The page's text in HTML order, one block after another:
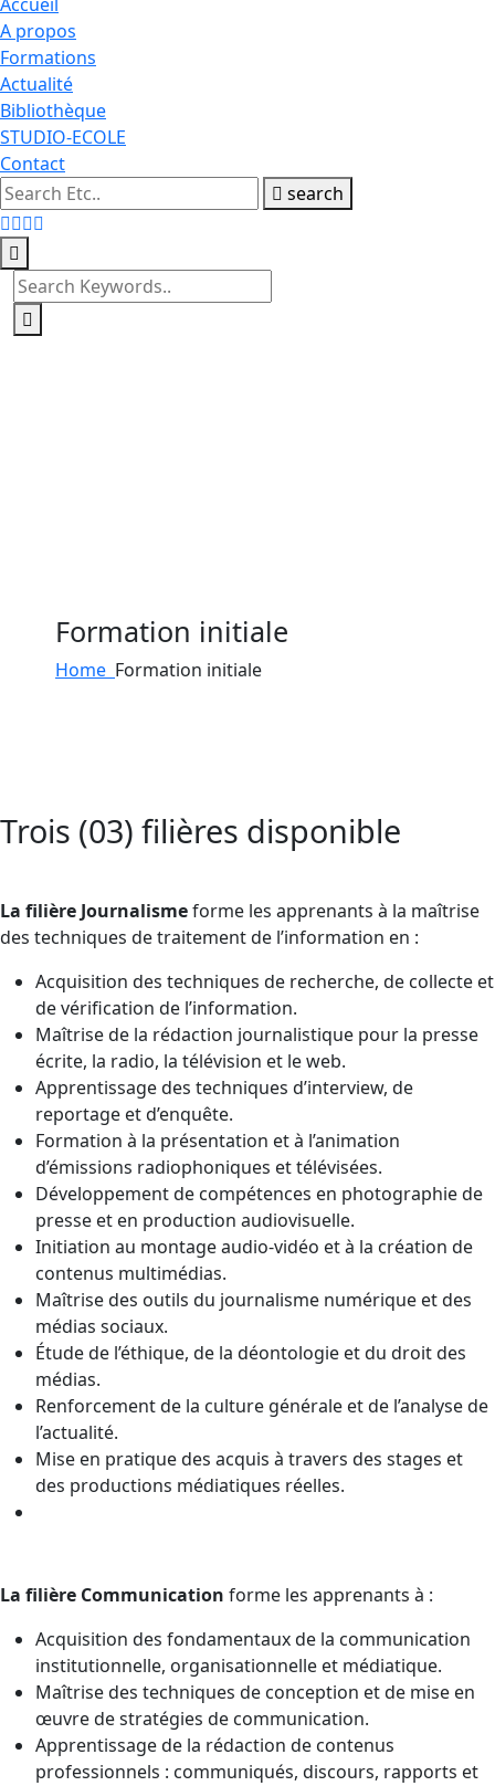
A propos
Formations
Actualité
Bibliothèque
STUDIO-ECOLE
Contact
search
Formation initiale
Home Formation initiale
Trois (03) filières disponible
La filière Journalismeforme les apprenants à la maîtrise
des techniques de traitement de l’information en :
Acquisition des techniques de recherche, de collecte et
de vérification de l’information.
Maîtrise de la rédaction journalistique pour la presse
écrite, la radio, la télévision et le web.
Apprentissage des techniques d’interview, de
reportage et d’enquête.
Formation à la présentation et à l’animation
d’émissions radiophoniques et télévisées.
Développement de compétences en photographie de
presse et en production audiovisuelle.
Initiation au montage audio-vidéo et à la création de
contenus multimédias.
Maîtrise des outils du journalisme numérique et des
médias sociaux.
Étude de l’éthique, de la déontologie et du droit des
médias.
Renforcement de la culture générale et de l’analyse de
l’actualité.
Mise en pratique des acquis à travers des stages et
des productions médiatiques réelles.
La filière Communication forme les apprenants à :
Acquisition des fondamentaux de la communication
institutionnelle, organisationnelle et médiatique.
Maîtrise des techniques de conception et de mise en
œuvre de stratégies de communication.
Apprentissage de la rédaction de contenus
professionnels : communiqués, discours, rapports et